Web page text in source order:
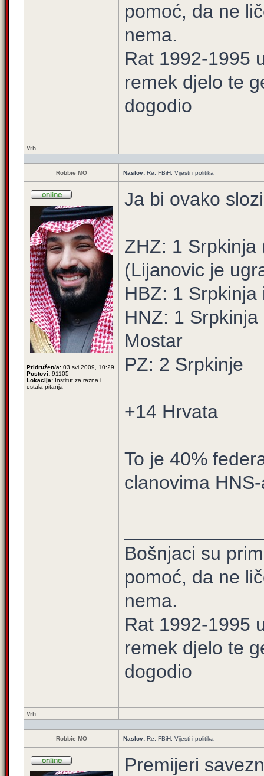
pomoć, da ne
nema.
Rat 1992-1995
remek djelo te
dogodio
Vrh
Robbie MO Naslov: Re: FBiH: Vijesti i politika
Pridružen/a: 03 svi 2009, 10:29
Postovi: 91105
Lokacija: Institut za razna i
ostala pitanja
Ja bi ovako
ZHZ: 1
(Lijanovic je
HBZ: 1
HNZ: 1
Mostar
PZ: 2 Srpkinje
+14 Hrvata
To je 40%
clanovima
Bošnjaci su
pomoć, da ne
nema.
Rat 1992-1995
remek djelo te
dogodio
Vrh
Robbie MO Naslov: Re: FBiH: Vijesti i politika
Premijeri